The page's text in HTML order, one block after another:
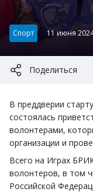
Категория:
Спорт 11 июня
Поделиться
В преддверии
состоялась
волонтерами,
организации и
Всего на Играх
волонтеров, в том
Российской